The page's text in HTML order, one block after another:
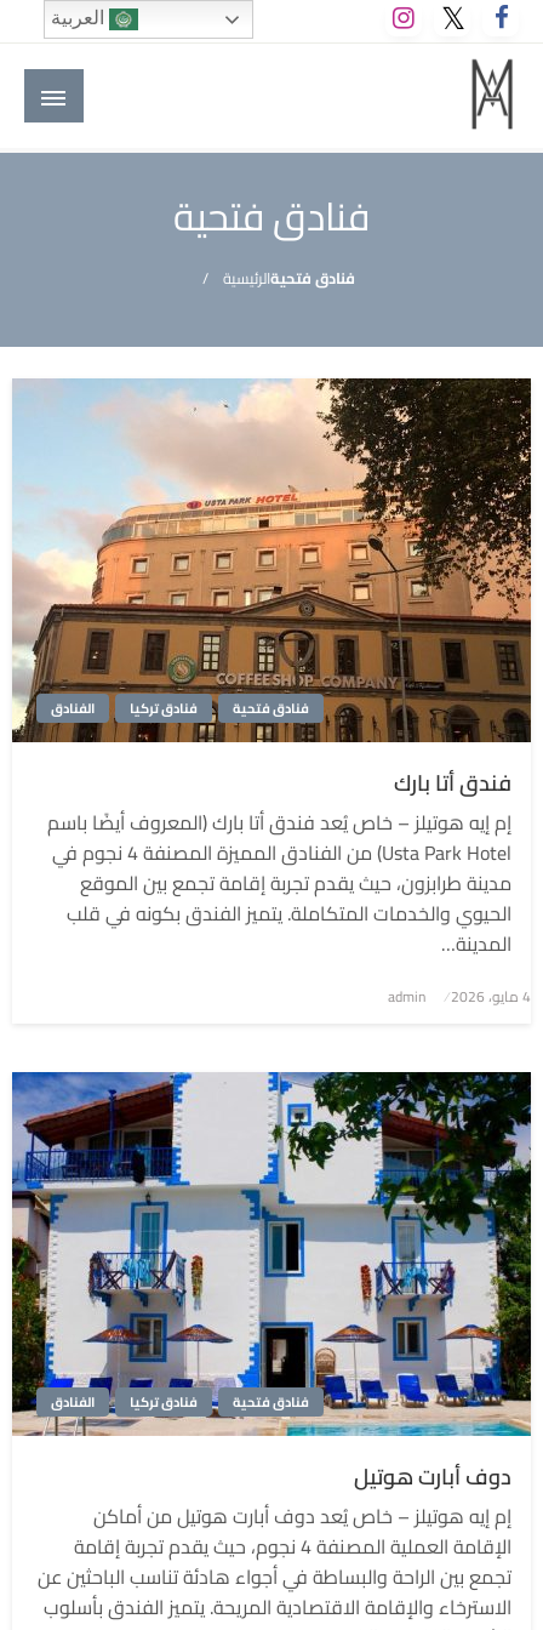
التخطي
إلى
المحتوى
M A hotels | إم ايه هوتيلز
الموقع الأول للعاملين في الفنادق في العالم العربي
فنادق فتحية
الرئيسيةفنادق فتحية
الفنادق فنادق تركيا فنادق فتحية
فندق أتا بارك
إم إيه هوتيلز – خاص يُعد فندق أتا بارك (المعروف أيضًا باسم
Usta Park Hotel) من الفنادق المميزة المصنفة 4 نجوم في
مدينة طرابزون، حيث يقدم تجربة إقامة تجمع بين الموقع
الحيوي والخدمات المتكاملة. يتميز الفندق بكونه في قلب
المدينة…
نُشر
4 مايو، 2026 admin
الفنادق فنادق تركيا فنادق فتحية
دوف أبارت هوتيل
إم إيه هوتيلز – خاص يُعد دوف أبارت هوتيل من أماكن
الإقامة العملية المصنفة 4 نجوم، حيث يقدم تجربة إقامة
تجمع بين الراحة والبساطة في أجواء هادئة تناسب الباحثين عن
الاسترخاء والإقامة الاقتصادية المريحة. يتميز الفندق بأسلوب
العربية